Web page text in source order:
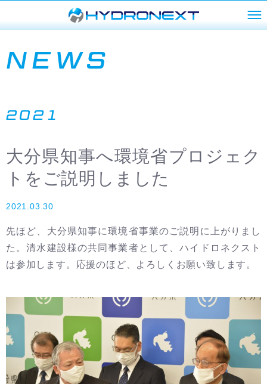
NEWS
2021
大分県知事へ環境省プロジェク
トをご説明しました
2021.03.30
先ほど、大分県知事に環境省事業のご説明に上がりまし
た。清水建設様の共同事業者として、ハイドロネクスト
は参加します。応援のほど、よろしくお願い致します。